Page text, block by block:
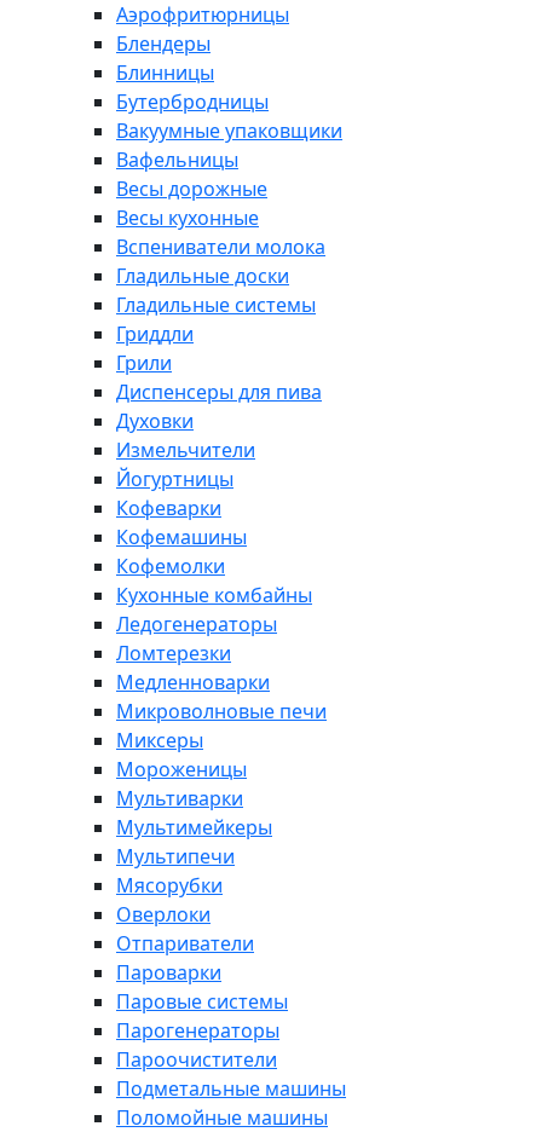
Аэрофритюрницы
Блендеры
Блинницы
Бутербродницы
Вакуумные упаковщики
Вафельницы
Весы дорожные
Весы кухонные
Вспениватели молока
Гладильные доски
Гладильные системы
Гриддли
Грили
Диспенсеры для пива
Духовки
Измельчители
Йогуртницы
Кофеварки
Кофемашины
Кофемолки
Кухонные комбайны
Ледогенераторы
Ломтерезки
Медленноварки
Микроволновые печи
Миксеры
Мороженицы
Мультиварки
Мультимейкеры
Мультипечи
Мясорубки
Оверлоки
Отпариватели
Пароварки
Паровые системы
Парогенераторы
Пароочистители
Подметальные машины
Поломойные машины